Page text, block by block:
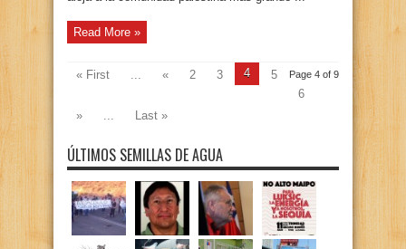
Read More »
Page 4 of 9
« First ... « 2 3 4
5
6
»
... Last »
ÚLTIMOS SEMILLAS DE AGUA